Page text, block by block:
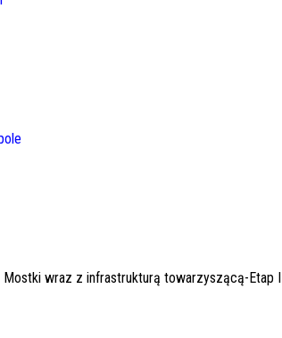
wraz z infrastrukturą towarzyszącą-Etap I